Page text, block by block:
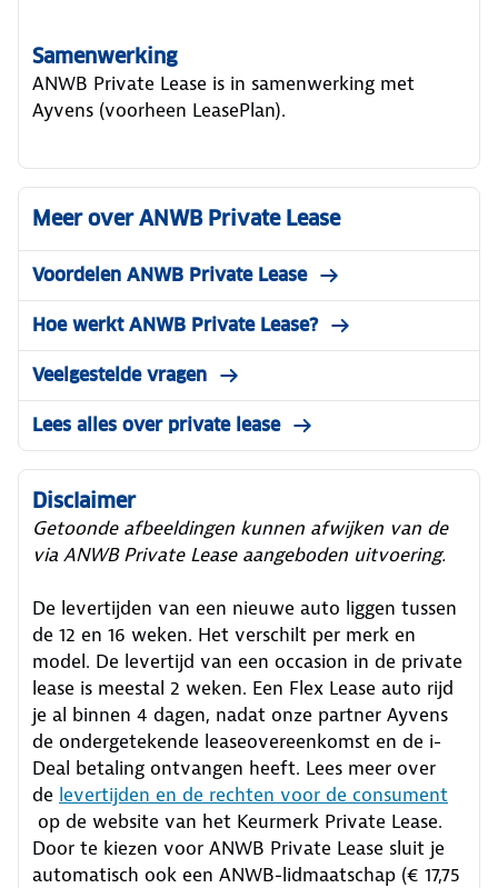
Samenwerking
ANWB Private Lease is in samenwerking met
Ayvens (voorheen LeasePlan).
Meer over ANWB Private Lease
Voordelen ANWB Private Lease
Hoe werkt ANWB Private Lease?
Veelgestelde vragen
Lees alles over private lease
Disclaimer
Getoonde afbeeldingen kunnen afwijken van de
via ANWB Private Lease aangeboden uitvoering.
De levertijden van een nieuwe auto liggen tussen
de 12 en 16 weken. Het verschilt per merk en
model. De levertijd van een occasion in de private
lease is meestal 2 weken. Een Flex Lease auto rijd
je al binnen 4 dagen, nadat onze partner Ayvens
de ondergetekende leaseovereenkomst en de i-
Deal betaling ontvangen heeft. Lees meer over
de levertijden en de rechten voor de consument
op de website van het Keurmerk Private Lease.
Door te kiezen voor ANWB Private Lease sluit je
automatisch ook een ANWB-lidmaatschap (€ 17,75